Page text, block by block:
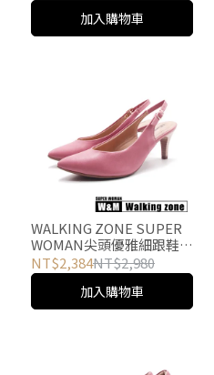
加入購物車
WALKING ZONE SUPER
WOMAN尖頭優雅細跟鞋
女鞋-粉
NT$2,384NT$2,980
加入購物車